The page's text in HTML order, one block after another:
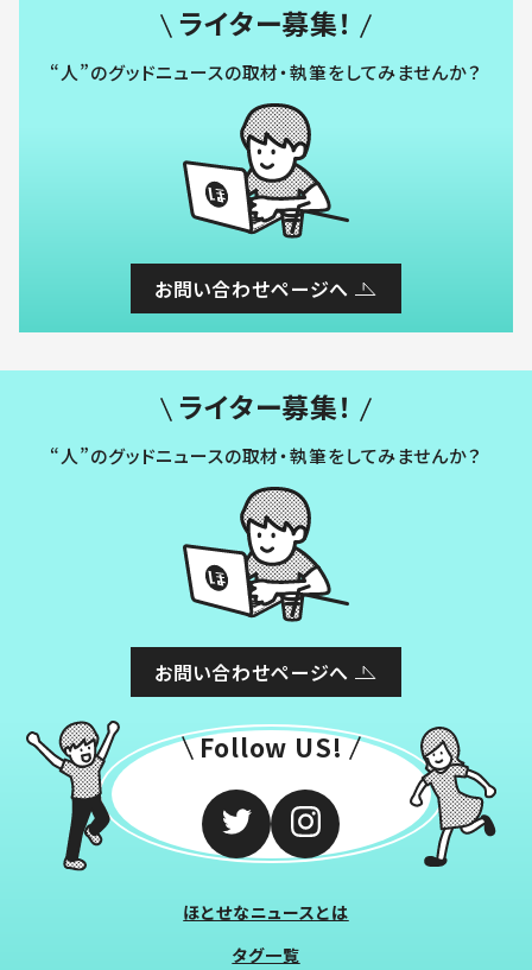
ライター募集！
“人”のグッドニュースの取材・執筆をしてみませんか？
お問い合わせページへ
ライター募集！
“人”のグッドニュースの取材・執筆をしてみませんか？
お問い合わせページへ
Follow US!
ほとせなニュースとは
タグ一覧